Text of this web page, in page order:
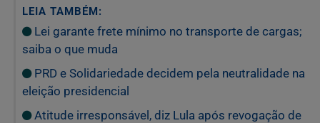
LEIA TAMBÉM:
Lei garante frete mínimo no transporte de cargas;
saiba o que muda
PRD e Solidariedade decidem pela neutralidade na
eleição presidencial
Atitude irresponsável, diz Lula após revogação de